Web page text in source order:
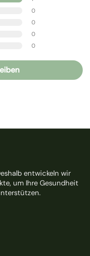
0
0
0
0
entwickeln wir
um Ihre Gesundheit